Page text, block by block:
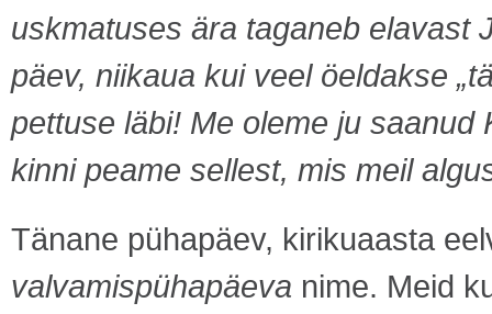
uskmatuses ära taganeb elavast
päev, niikaua kui veel öeldakse
pettuse läbi! Me oleme ju saanud
kinni peame sellest, mis meil
Tänane pühapäev, kirikuaasta
valvamispühapäeva nime. Meid